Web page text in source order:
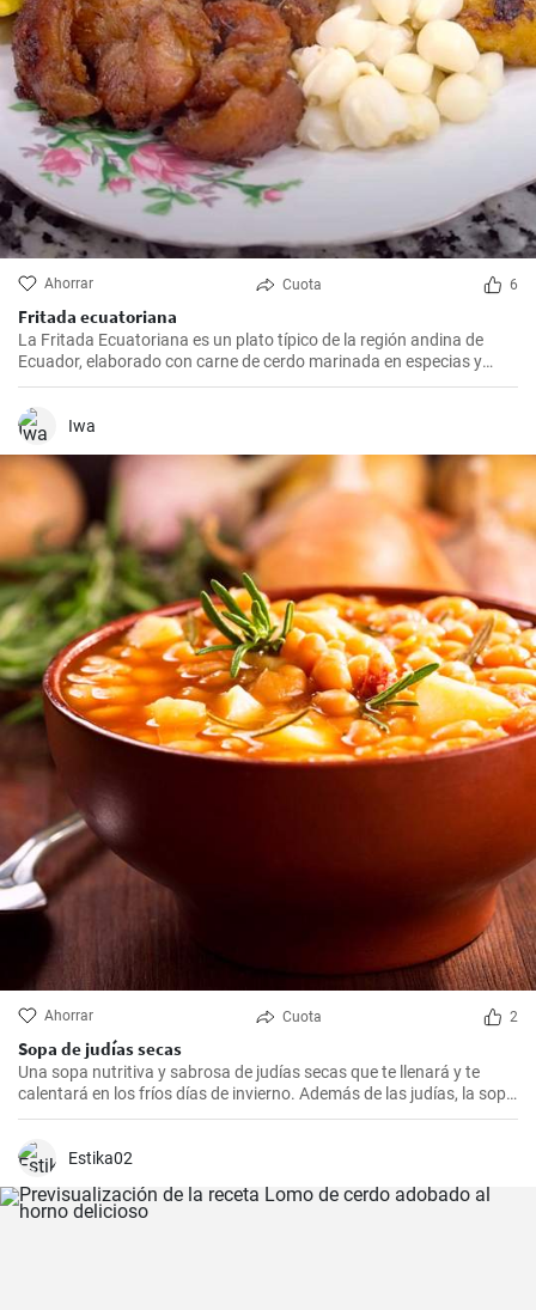
Ahorrar Cuota 6
Fritada ecuatoriana
La Fritada Ecuatoriana es un plato típico de la región andina de
Ecuador, elaborado con carne de cerdo marinada en especias y
cocinada a fuego lento en una olla con agua hasta que quede suave
y tierna.
Iwa
Ahorrar Cuota 2
Sopa de judías secas
Una sopa nutritiva y sabrosa de judías secas que te llenará y te
calentará en los fríos días de invierno. Además de las judías, la sopa
también tiene patatas, zanahorias y cebolla, que le dan un rico
Estika02